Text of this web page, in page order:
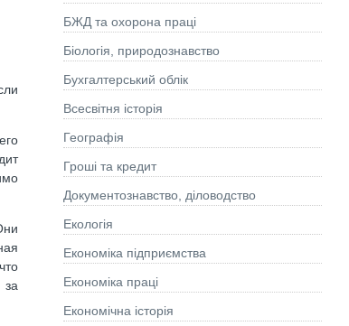
за
БЖД та охорона праці
Біологія, природознавство
Бухгалтерський облік
Всесвітня історія
Географія
Гроші та кредит
Документознавство, діловодство
Екологія
Економіка підприємства
Економіка праці
Економічна історія